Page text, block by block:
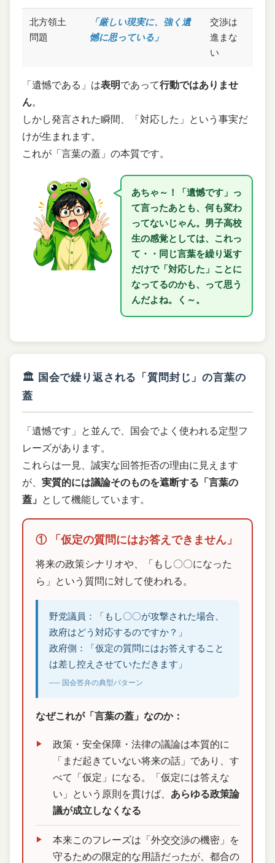
北方領土
問題
「厳しい現実に、強く遺
憾に思っている」
交渉は
進まな
い
「遺憾である」は表明であって行動ではありませ
ん。
しかし発言された瞬間、「対応した」という事実だ
けが生まれます。
これが「言葉の蓋」の本質です。
あちゃ～！「遺憾です」っ
て言ったあとも、何も変わ
ってないじゃん。男子高校
生の感覚としては、これっ
て・・同じ言葉を繰り返す
だけで「対応した」ことに
なってるのかも、って思う
んだよね。く～。
🏛 国会で繰り返される「質問封じ」の言葉の
蓋
「遺憾です」と並んで、国会でよく使われる定型フ
レーズがあります。
これらは一見、誠実な回答拒否の理由に見えます
が、 実質的には議論そのものを遮断する「言葉の
蓋」 として機能しています。
① 「仮定の質問にはお答えできません」
将来の政策シナリオや、「もし〇〇になった
ら」という質問に対して使われる。
野党議員：「もし〇〇が攻撃された場合、
政府はどう対応するのですか？」
政府側：「仮定の質問にはお答えすること
は差し控えさせていただきます」
── 国会答弁の典型パターン
なぜこれが「言葉の蓋」なのか：
政策・安全保障・法律の議論は本質的に
「まだ起きていない将来の話」であり、す
べて「仮定」になる。「仮定には答えな
い」という原則を貫けば、 あらゆる政策論
議が成立しなくなる
本来このフレーズは「外交交渉の機密」を
守るための限定的な用語だったが、都合の